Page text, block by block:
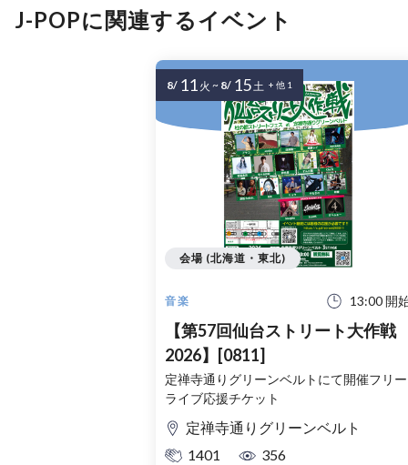
J-POPに関連するイベント
音楽 13:00 開
【第57回仙台ストリート大作戦
2026】[0811]
定禅寺通りグリーンベルトにて開催フリー
ライブ応援チケット
定禅寺通りグリーンベルト
1401
356
会場 (北海道・東北)
8/ 11 火 ~ 8/ 15土 + 他 1